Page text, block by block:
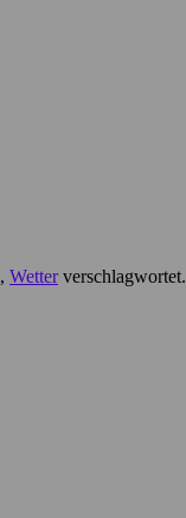
, Wetter